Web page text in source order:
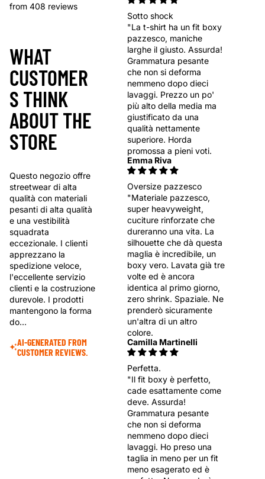
from 408 reviews
Sotto shock
"La t-shirt ha un fit boxy
pazzesco, maniche
larghe il giusto. Assurda!
Grammatura pesante
che non si deforma
nemmeno dopo dieci
lavaggi. Prezzo un po'
più alto della media ma
giustificato da una
qualità nettamente
superiore. Horda
promossa a pieni voti.
Emma Riva
Oversize pazzesco
"Materiale pazzesco,
super heavyweight,
cuciture rinforzate che
dureranno una vita. La
silhouette che dà questa
maglia è incredibile, un
boxy vero. Lavata già tre
volte ed è ancora
identica al primo giorno,
zero shrink. Spaziale. Ne
prenderò sicuramente
un'altra di un altro
colore.
Camilla Martinelli
Perfetta.
"Il fit boxy è perfetto,
cade esattamente come
deve. Assurda!
Grammatura pesante
che non si deforma
nemmeno dopo dieci
lavaggi. Ho preso una
taglia in meno per un fit
meno esagerato ed è
WHAT
CUSTOMER
S THINK
ABOUT THE
STORE
Questo negozio offre
streetwear di alta
qualità con materiali
pesanti di alta qualità
e una vestibilità
squadrata
eccezionale. I clienti
apprezzano la
spedizione veloce,
l'eccellente servizio
clienti e la costruzione
durevole. I prodotti
mantengono la forma
do...
AI-GENERATED FROM
CUSTOMER REVIEWS.